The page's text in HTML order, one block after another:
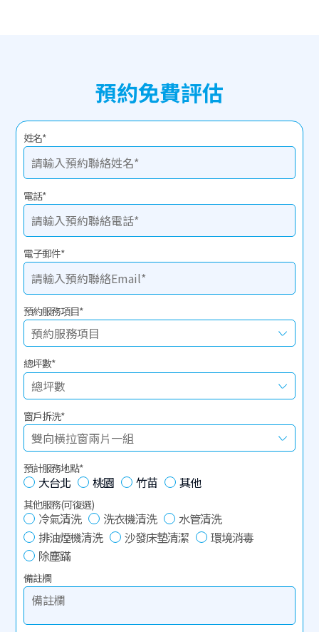
預約免費評估
姓名*
電話*
電子郵件*
預約服務項目*
總坪數*
窗戶拆洗*
預計服務地點*
大台北 桃園 竹苗 其他
其他服務(可復選)
冷氣清洗 洗衣機清洗
水管清洗
排油煙機清洗
沙發床墊清潔
環境消毒
除塵蹣
備註欄